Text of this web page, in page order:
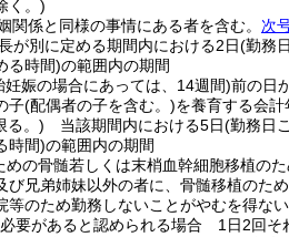
く。)
関係と同様の事情にある者を含む。 次
が別に定める期間内における2日(勤務
る時間)の範囲内の期間
妊娠の場合にあっては、14週間)前の日
子(配偶者の子を含む。)を養育する会
る。) 当該期間内における5日(勤務日
時間)の範囲内の期間
の骨髄若しくは末梢血幹細胞移植の
兄弟姉妹以外の者に、骨髄移植の
等のため勤務しないことがやむを得
要があると認められる場合 1日2回そ